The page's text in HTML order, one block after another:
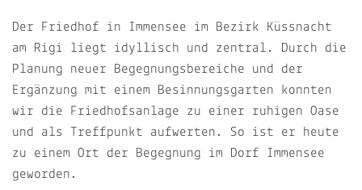
Der Friedhof in Immensee im Bezirk Küssnacht
am Rigi liegt idyllisch und zentral. Durch die
Planung neuer Begegnungsbereiche und der
Ergänzung mit einem Besinnungsgarten konnten
wir die Friedhofsanlage zu einer ruhigen Oase
und als Treffpunkt aufwerten. So ist er heute
zu einem Ort der Begegnung im Dorf Immensee
geworden.